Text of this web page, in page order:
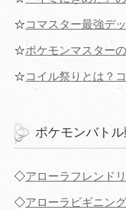
☆コマスター最強デ
☆ポケモンマスター
☆コイル祭りとは？
ポケモンバト
◇アローラフレンド
◇アローラビギニン